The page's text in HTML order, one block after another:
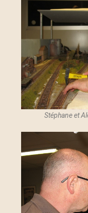
Stéphane et